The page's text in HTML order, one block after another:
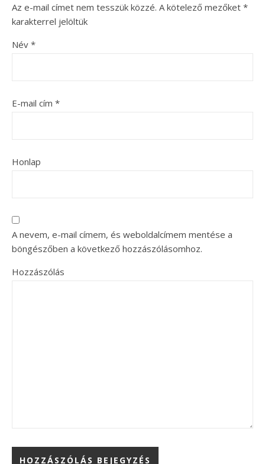
Az e-mail címet nem tesszük közzé. A kötelező mezőket *
karakterrel jelöltük
Név *
E-mail cím *
Honlap
A nevem, e-mail címem, és weboldalcímem mentése a
böngészőben a következő hozzászólásomhoz.
Hozzászólás